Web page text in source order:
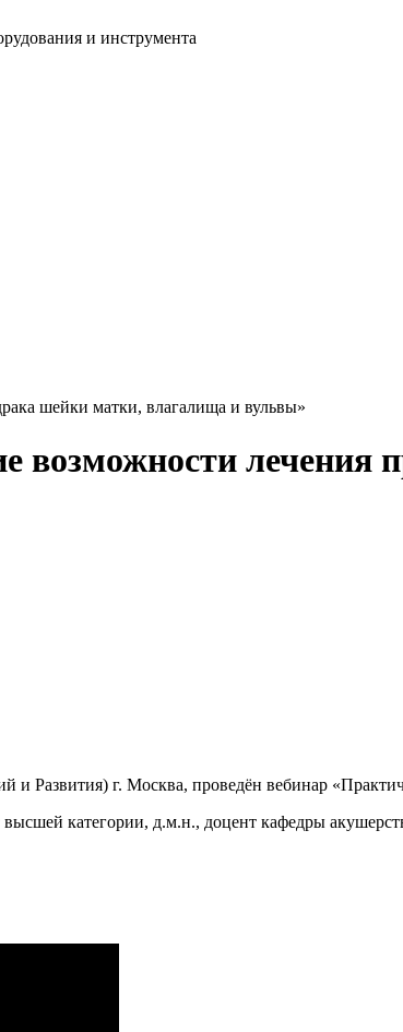
и инструмента
шейки матки, влагалища и вульвы»
возможности
Развития) г. Москва, проведён вебинар
категории, д.м.н., доцент кафедры